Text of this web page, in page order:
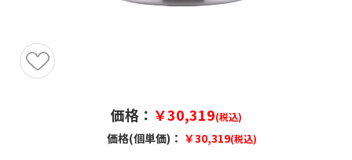
価格： ￥30,319(税込)
価格(個単価)： ￥30,319(税込)